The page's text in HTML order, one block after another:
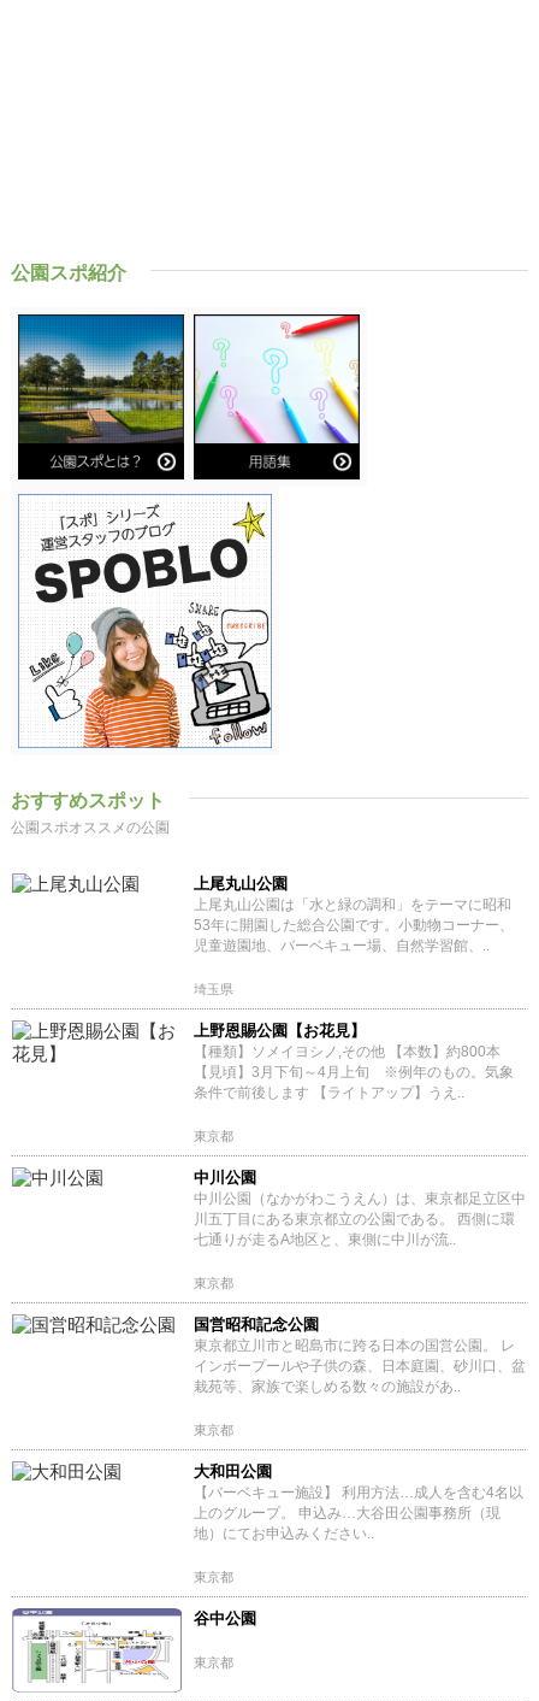
公園スポ紹介
おすすめスポット
公園スポオススメの公園
上尾丸山公園
上尾丸山公園は「水と緑の調和」をテーマに昭和
53年に開園した総合公園です。小動物コーナー、
児童遊園地、バーベキュー場、自然学習館、..
埼玉県
上野恩賜公園【お花見】
【種類】ソメイヨシノ,その他 【本数】約800本
【見頃】3月下旬～4月上旬 ※例年のもの。気象
条件で前後します 【ライトアップ】うえ..
東京都
中川公園
中川公園（なかがわこうえん）は、東京都足立区中
川五丁目にある東京都立の公園である。 西側に環
七通りが走るA地区と、東側に中川が流..
東京都
国営昭和記念公園
東京都立川市と昭島市に跨る日本の国営公園。 レ
インボープールや子供の森、日本庭園、砂川口、盆
栽苑等、家族で楽しめる数々の施設があ..
東京都
大和田公園
【バーベキュー施設】 利用方法…成人を含む4名以
上のグループ。 申込み…大谷田公園事務所（現
地）にてお申込みください..
東京都
谷中公園
東京都